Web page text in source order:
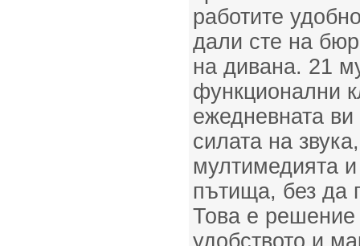
работите
дали сте на
на дивана. 21
функционални
ежедневната ви
силата на
мултимедията
пътища, без да
Това е решение
удобството и